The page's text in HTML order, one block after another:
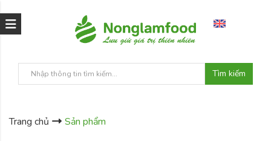
Tìm kiếm
Trang chủ Sản phẩm